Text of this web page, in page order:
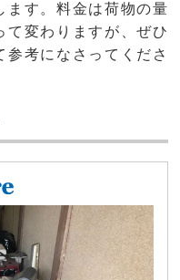
ます。料金は荷物の量
て変わりますが、ぜひ
参考になさってくださ